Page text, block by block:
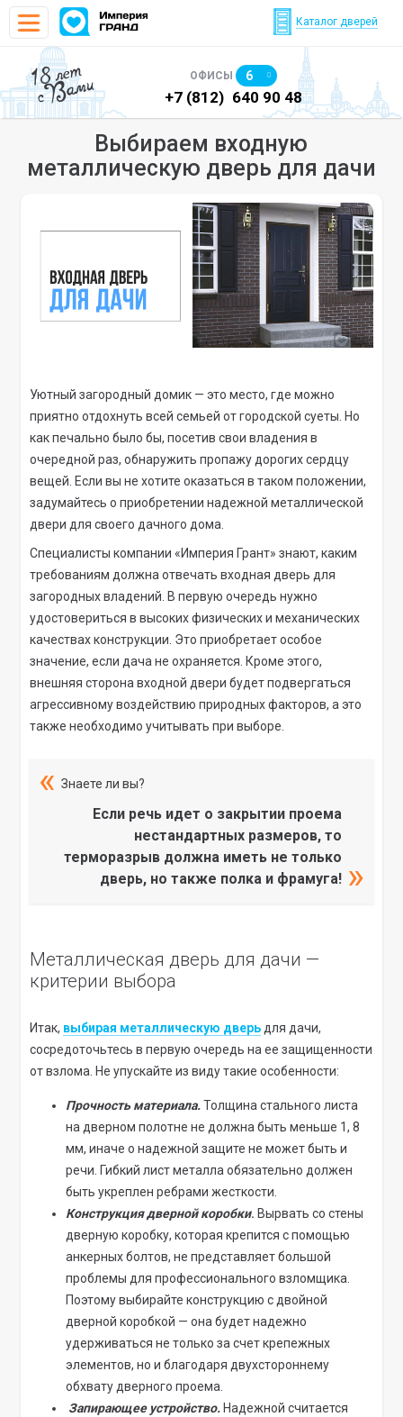
Каталог дверей
18 лет
с Вами ОФИСЫ 6
640 90 48 +7 (812) 640 90 48
Выбираем входную
металлическую дверь для дачи
Уютный загородный домик — это место, где можно
приятно отдохнуть всей семьей от городской суеты. Но
как печально было бы, посетив свои владения в
очередной раз, обнаружить пропажу дорогих сердцу
вещей. Если вы не хотите оказаться в таком положении,
задумайтесь о приобретении надежной металлической
двери для своего дачного дома.
Специалисты компании «Империя Грант» знают, каким
требованиям должна отвечать входная дверь для
загородных владений. В первую очередь нужно
удостовериться в высоких физических и механических
качествах конструкции. Это приобретает особое
значение, если дача не охраняется. Кроме этого,
внешняя сторона входной двери будет подвергаться
агрессивному воздействию природных факторов, а это
также необходимо учитывать при выборе.
Знаете ли вы?
Если речь идет о закрытии проема
нестандартных размеров, то
терморазрыв должна иметь не только
дверь, но также полка и фрамуга!
Металлическая дверь для дачи —
критерии выбора
Итак, выбирая металлическую дверьдля дачи,
сосредоточьтесь в первую очередь на ее защищенности
от взлома. Не упускайте из виду такие особенности:
Прочность материала.Толщина стального листа
на дверном полотне не должна быть меньше 1, 8
мм, иначе о надежной защите не может быть и
речи. Гибкий лист металла обязательно должен
быть укреплен ребрами жесткости.
Конструкция дверной коробки. Вырвать со стены
дверную коробку, которая крепится с помощью
анкерных болтов, не представляет большой
проблемы для профессионального взломщика.
Поэтому выбирайте конструкцию с двойной
дверной коробкой — она будет надежно
удерживаться не только за счет крепежных
элементов, но и благодаря двухстороннему
обхвату дверного проема.
Запирающее устройство. Надежной считается